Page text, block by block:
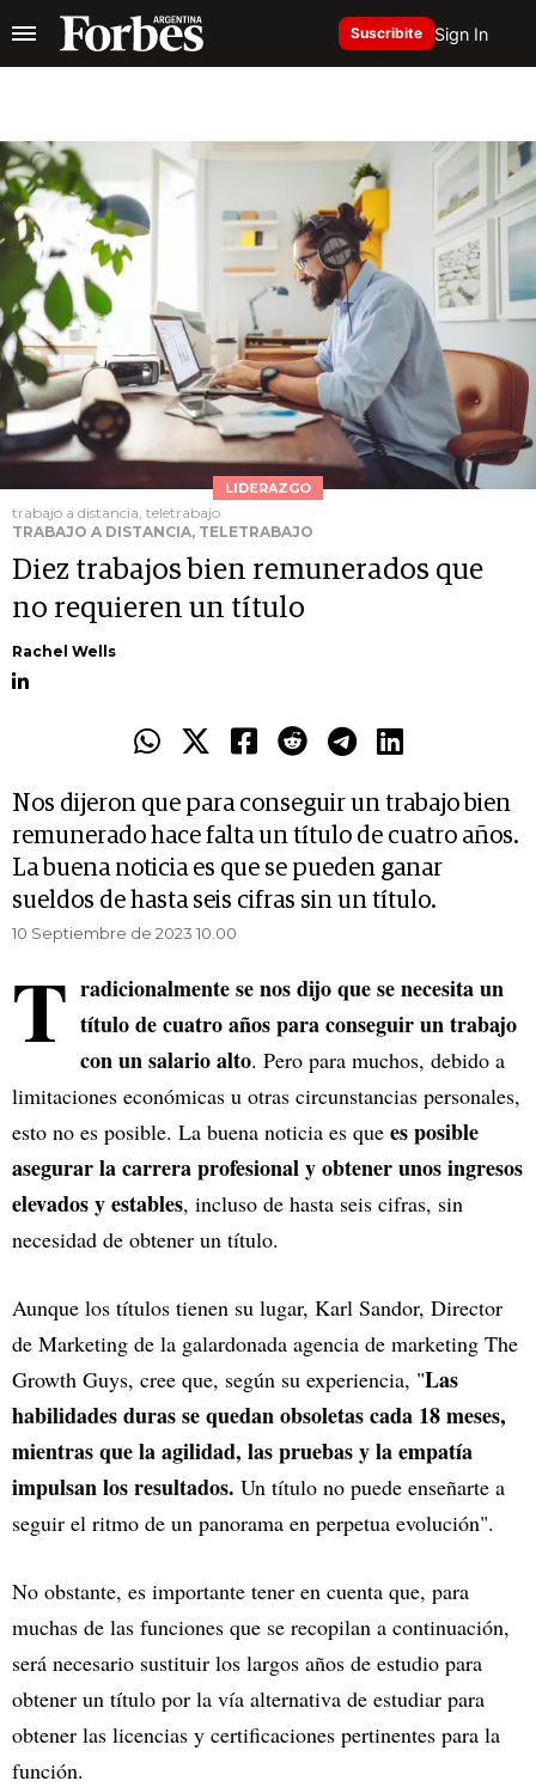
Suscribite Sign In
LIDERAZGO
trabajo a distancia, teletrabajo
TRABAJO A DISTANCIA, TELETRABAJO
Diez trabajos bien remunerados que
no requieren un título
Rachel Wells
Nos dijeron que para conseguir un trabajo bien
remunerado hace falta un título de cuatro años.
La buena noticia es que se pueden ganar
sueldos de hasta seis cifras sin un título.
10 Septiembre de 2023 10.00
T radicionalmente se nos dijo que se necesita un
título de cuatro años para conseguir un trabajo
con un salario alto. Pero para muchos, debido a
limitaciones económicas u otras circunstancias personales,
esto no es posible. La buena noticia es que es posible
asegurar la carrera profesional y obtener unos ingresos
elevados y estables, incluso de hasta seis cifras, sin
necesidad de obtener un título.
Aunque los títulos tienen su lugar, Karl Sandor, Director
de Marketing de la galardonada agencia de marketing The
Growth Guys, cree que, según su experiencia, "Las
habilidades duras se quedan obsoletas cada 18 meses,
mientras que la agilidad, las pruebas y la empatía
impulsan los resultados. Un título no puede enseñarte a
seguir el ritmo de un panorama en perpetua evolución".
No obstante, es importante tener en cuenta que, para
muchas de las funciones que se recopilan a continuación,
será necesario sustituir los largos años de estudio para
obtener un título por la vía alternativa de estudiar para
obtener las licencias y certificaciones pertinentes para la
función.